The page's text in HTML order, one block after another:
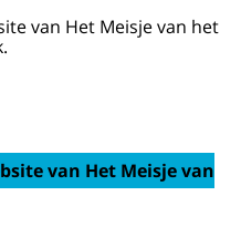
van Het Meisje van het
van Het Meisje van